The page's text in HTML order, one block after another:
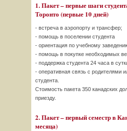
1. Пакет – первые шаги
Торонто (первые 10 дней)
- встреча в аэропорту и трансфер;
- помощь в поселении студента
- ориентация по учебному
- помощь в покупке необходимых
- поддержка студента 24 часа в
- оперативная связь с родителями
студента.
Стоимость пакета 350 канадских
приезду.
2. Пакет – первый семестр в
месяца)